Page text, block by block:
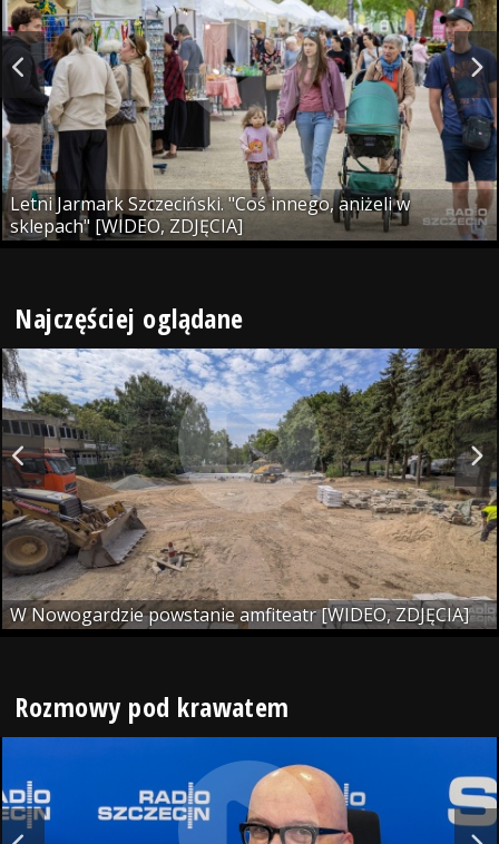
Letni Jarmark Szczeciński. "Coś innego, aniżeli w
sklepach" [WIDEO, ZDJĘCIA]
Najczęściej oglądane
W Nowogardzie powstanie amfiteatr [WIDEO, ZDJĘCIA]
Rozmowy pod krawatem